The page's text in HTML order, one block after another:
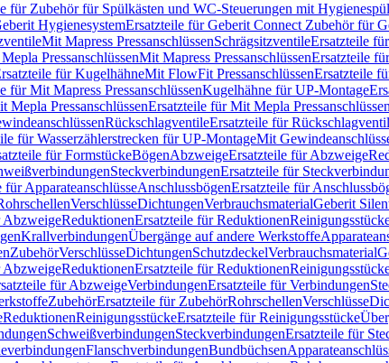
für Zubehör für Spülkästen und WC-Steuerungen mit
HygienesystemErsatzteile für Geberit Connect Zubehör für
Mit Mapress PressanschlüssenSchrägsitzventileErsatzteile
PressanschlüssenMit Mapress PressanschlüssenErsatzteile
für KugelhähneMit FlowFit PressanschlüssenErsatzteile
für Mit Mapress PressanschlüssenKugelhähne für UP-Montage
Mepla PressanschlüssenErsatzteile für Mit Mepla Pressanschlüssen
RückschlagventileErsatzteile für
für Wasserzählerstrecken für UP-MontageMit
für FormstückeBögenAbzweigeErsatzteile für Abzweige
SteckverbindungenErsatzteile für
für ApparateanschlüsseAnschlussbögenErsatzteile für
VerschlüsseDichtungenVerbrauchsmaterialGeberit
AbzweigeReduktionenErsatzteile für Reduktionen
KrallverbindungenÜbergänge auf andere Werkstoffe
ZubehörVerschlüsseDichtungenSchutzdeckelVerbrauchsmaterial
AbzweigeReduktionenErsatzteile für Reduktionen
für AbzweigeVerbindungenErsatzteile für Verbindungen
ZubehörErsatzteile für ZubehörRohrschellenVerschlüsse
ReduktionenReinigungsstückeErsatzteile für Reinigungsstücke
SchweißverbindungenSteckverbindungenErsatzteile für
FlanschverbindungenBundbüchsen